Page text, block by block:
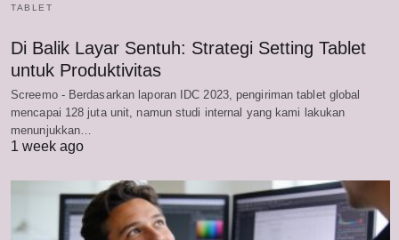
TABLET
Di Balik Layar Sentuh: Strategi Setting Tablet
untuk Produktivitas
Screemo - Berdasarkan laporan IDC 2023, pengiriman tablet global
mencapai 128 juta unit, namun studi internal yang kami lakukan
menunjukkan…
1 week ago